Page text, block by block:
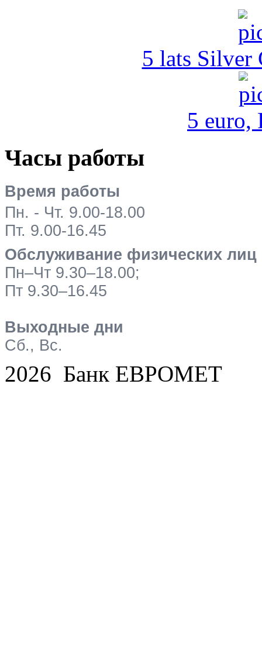
5 lats Silver
5 euro,
Часы работы
Время работы
Пн. - Чт. 9.00-18.00
Пт. 9.00-16.45
Обслуживание физических лиц
Пн–Чт 9.30–18.00;
Пт 9.30–16.45
Выходные дни
Сб., Вс.
2026 Банк ЕВРОМЕТ